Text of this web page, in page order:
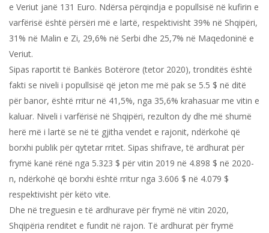
e Veriut janë 131 Euro. Ndërsa përqindja e popullsisë në kufirin e
varfërisë është përsëri më e lartë, respektivisht 39% në Shqipëri,
31% në Malin e Zi, 29,6% në Serbi dhe 25,7% në Maqedoninë e
Veriut.
Sipas raportit të Bankës Botërore (tetor 2020), tronditës është
fakti se niveli i popullsisë që jeton me më pak se 5.5 $ në ditë
për banor, është rritur në 41,5%, nga 35,6% krahasuar me vitin e
kaluar. Niveli i varfërisë në Shqipëri, rezulton dy dhe më shumë
herë më i lartë se në të gjitha vendet e rajonit, ndërkohë që
borxhi publik për qytetar rritet. Sipas shifrave, të ardhurat për
frymë kanë rënë nga 5.323 $ për vitin 2019 në 4.898 $ në 2020-
n, ndërkohë që borxhi është rritur nga 3.606 $ në 4.079 $
respektivisht për këto vite.
Dhe në treguesin e të ardhurave për frymë në vitin 2020,
Shqipëria renditet e fundit në rajon. Të ardhurat për frymë